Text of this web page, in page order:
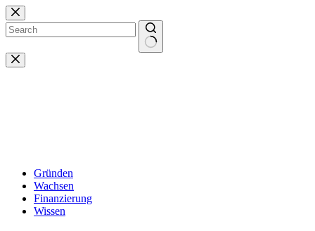
Zum
Inhalt
springen
Keine
Ergebnisse
Gründen
Wachsen
Finanzierung
Wissen